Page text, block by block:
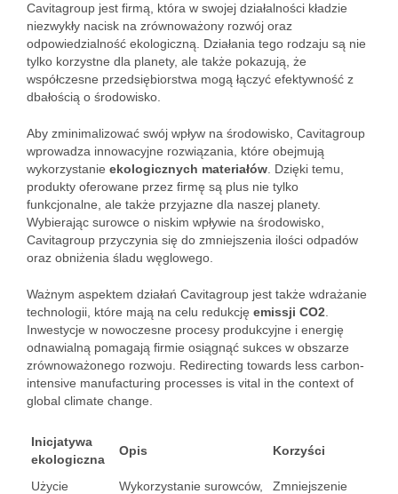
Cavitagroup jest firmą, która w swojej działalności kładzie
niezwykły nacisk na zrównoważony rozwój oraz
odpowiedzialność ekologiczną. Działania tego rodzaju są nie
tylko korzystne dla planety, ale także pokazują, że
współczesne przedsiębiorstwa mogą łączyć efektywność z
dbałością o środowisko.
Aby zminimalizować swój wpływ na środowisko, Cavitagroup
wprowadza innowacyjne rozwiązania, które obejmują
wykorzystanie ekologicznych materiałów . Dzięki temu,
produkty oferowane przez firmę są plus nie tylko
funkcjonalne, ale także przyjazne dla naszej planety.
Wybierając surowce o niskim wpływie na środowisko,
Cavitagroup przyczynia się do zmniejszenia ilości odpadów
oraz obniżenia śladu węglowego.
Ważnym aspektem działań Cavitagroup jest także wdrażanie
technologii, które mają na celu redukcję emissji CO2
Inwestycje w nowoczesne procesy produkcyjne i energię
odnawialną pomagają firmie osiągnąć sukces w obszarze
zrównoważonego rozwoju. Redirecting towards less carbon-
intensive manufacturing processes is vital in the context of
global climate change.
Inicjatywa
ekologiczna
Opis Korzyści
Użycie Wykorzystanie surowców, Zmniejszenie